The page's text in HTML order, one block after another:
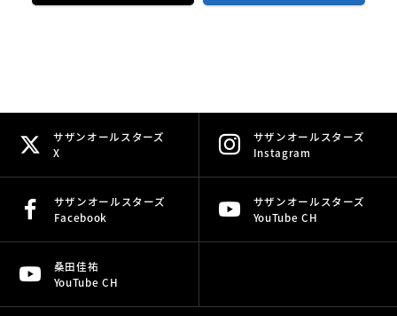
サザンオールスターズ
X
サザンオールスターズ
Instagram
サザンオールスターズ
Facebook
サザンオールスターズ
YouTube CH
桑田佳祐
YouTube CH